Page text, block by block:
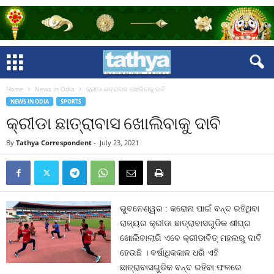
Home News in Odia କ୍ରୀଡା ଛାତ୍ରାବାସ ଖୋଲିବାକୁ ଦାବି
NEWS IN ODIA SPORTS
କ୍ରୀଡା ଛାତ୍ରାବାସ ଖୋଲିବାକୁ ଦାବି
By Tathya Correspondent - July 23, 2021
ଭୁବନେଶ୍ୱର : କରୋନା ପାଇଁ ବନ୍ଦ ରହିଥିବା
ରାଜ୍ୟର କ୍ରୀଡା ଛାତ୍ରାବାସଗୁଡିକ ଶୀଘ୍ର
ଖୋଲିବାଲାଗି ଏବେ କ୍ରୀଡାବିତ୍‍ ମହଲରୁ ଦାବି
ହେଉଛି । ବର୍ଷାଧିକକାଳ ଧରି ଏହି
ଛାତ୍ରାବାସଗୁଡିକ ବନ୍ଦ ରହିବା ଫଳରେ